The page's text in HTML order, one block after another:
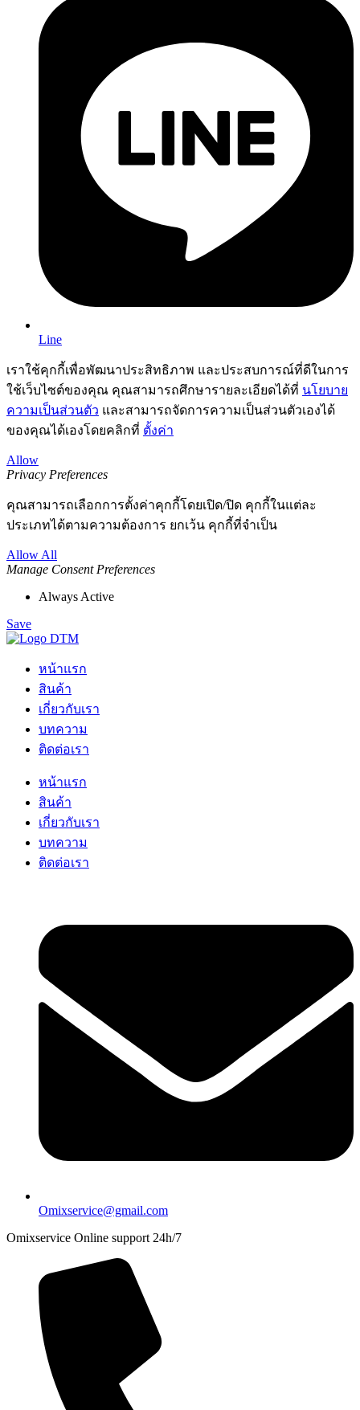
Line
เราใช้คุกกี้เพื่อพัฒนาประสิทธิภาพ และประสบการณ์ที่ดีในการ
ใช้เว็บไซต์ของคุณ คุณสามารถศึกษารายละเอียดได้ที่ นโยบาย
ความเป็นส่วนตัว และสามารถจัดการความเป็นส่วนตัวเองได้
ของคุณได้เองโดยคลิกที่ ตั้งค่า
Allow
Privacy Preferences
คุณสามารถเลือกการตั้งค่าคุกกี้โดยเปิด/ปิด คุกกี้ในแต่ละ
ประเภทได้ตามความต้องการ ยกเว้น คุกกี้ที่จำเป็น
Allow All
Manage Consent Preferences
Always Active
Save
หน้าแรก
สินค้า
เกี่ยวกับเรา
บทความ
ติดต่อเรา
หน้าแรก
สินค้า
เกี่ยวกับเรา
บทความ
ติดต่อเรา
Omixservice@gmail.com
Omixservice Online support 24h/7